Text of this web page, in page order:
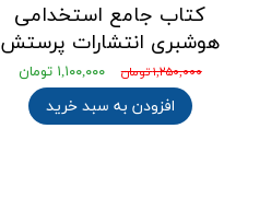
کتاب جامع استخدامی
هوشبری انتشارات پرستش
۱,۲۵۰,۰۰۰ تومان ۱,۱۰۰,۰۰۰ تومان
افزودن به سبد خرید